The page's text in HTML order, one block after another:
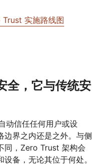
Trust 实施路线图
全，它与传统安
动信任任何用户或设
边界之内还是之外。与侧
同，Zero Trust 架构会
备，无论其位于何处。